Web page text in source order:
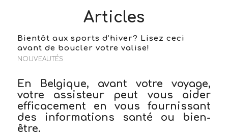
Articles
Bientôt aux sports d’hiver? Lisez ceci
avant de boucler votre valise!
NOUVEAUTÉS
En Belgique, avant votre voyage,
votre assisteur peut vous aider
efficacement en vous fournissant
des informations santé ou bien-
être.